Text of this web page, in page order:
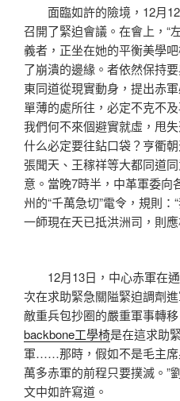
面臨如許的險境，12月12
召開了緊迫會議。在會上，“
義者，正坐在她的平衡美學
了崩潰的邊緣。者依然保持
東同道從現實動身，提出赤
單薄的處所往，必定不克不
我們何不來個避實就虛，甩
什么必定要往鉆口袋？亨衢
張聞天、王稼祥等大都同道
意。當晚7時半，中革軍委向
州的“千萬急切”電令，規則：
一師現在天已抵洪洲司，則應
12月13日，中心赤軍在通
次在求助緊急關隘緊迫調劑
敵重兵包抄圈的嚴重軍事轉移
backbone工學椅是在這求助
軍……那時，假如不是毛主席
萬多赤軍的前程只要撲滅。”
文中如許寫道。